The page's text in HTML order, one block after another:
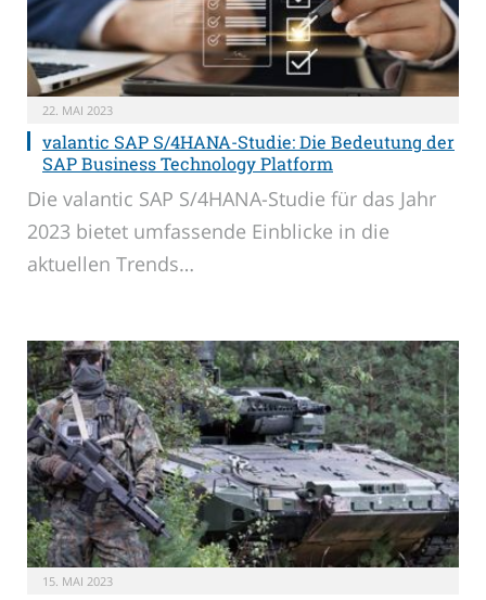
22. MAI 2023
valantic SAP S/4HANA-Studie: Die Bedeutung der
SAP Business Technology Platform
Die valantic SAP S/4HANA-Studie für das Jahr
2023 bietet umfassende Einblicke in die
aktuellen Trends…
15. MAI 2023